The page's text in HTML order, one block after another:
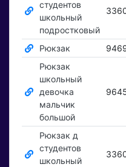
студентов
школьный
подростковый
Рюкзак
Рюкзак
школьный
девочка
мальчик
большой
Рюкзак д
студентов
школьный